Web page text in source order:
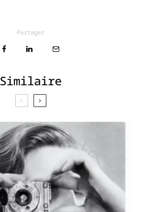
Partager
Similaire